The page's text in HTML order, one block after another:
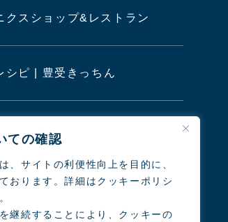
ての確認
、サイトの利便性向上を目的に、
おります。詳細はクッキーポリシ
継続することにより、クッキーの
クスショップ&レストラン
シピ | 豊受きっちん
食を考えるシンポジウム